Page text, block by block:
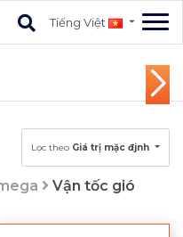
Tiếng Việt
Lọc theo Giá trị mặc đjnh
Vận tốc gió